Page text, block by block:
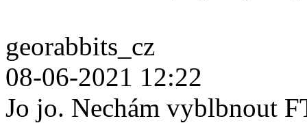
georabbits_cz
08-06-2021 12:22
Jo jo. Nechám vyblbnout